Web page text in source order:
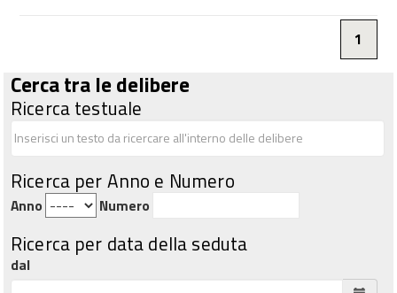
1
Cerca tra le delibere
Ricerca testuale
Ricerca per Anno e Numero
Anno Numero
Ricerca per data della seduta
dal